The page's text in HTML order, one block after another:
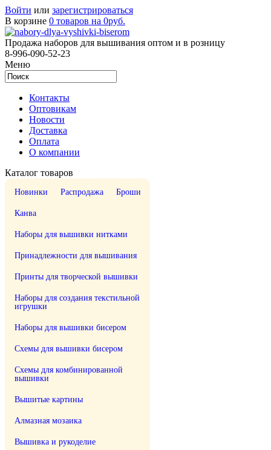
Войти или зарегистрироваться
В корзине 0 товаров на 0руб.
Продажа наборов для вышивания оптом и в розницу
8-996-090-52-23
Меню
Контакты
Оптовикам
Новости
Доставка
Оплата
О компании
Каталог товаров
Новинки Распродажа Броши
Канва
Наборы для вышивки нитками
Принадлежности для вышивания
Принты для творческой вышивки
Наборы для создания текстильной
игрушки
Наборы для вышивки бисером
Схемы для вышивки бисером
Схемы для комбинированной
вышивки
Вышитые картины
Алмазная мозаика
Вышивка и рукоделие